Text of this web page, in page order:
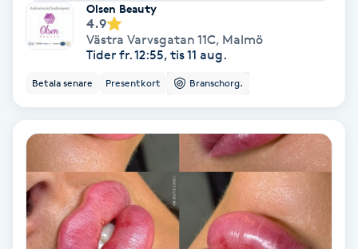
Coachning
Color correction
Damklippning
Dermapen
Olsen Beauty
4.9
Västra Varvsgatan 11C, Malmö
Tider fr. 12:55, tis 11 aug.
Betala senare Presentkort Branschorg.